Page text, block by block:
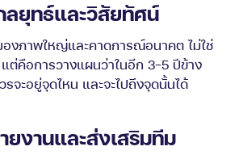
ลยุทธ์และวิสัยทัศน์
องภาพใหญ่และคาดการณ์อนาคต ไม่ใช่
ต่คือการวางแผนว่าในอีก 3-5 ปีข้าง
จะอยู่จุดไหน และจะไปถึงจุดนั้นได้
ยงานและส่งเสริมทีม